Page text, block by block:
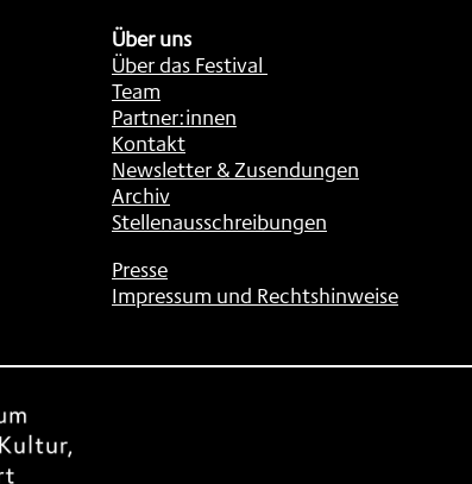
Über uns
Über das Festival
Team
Partner:innen
Kontakt
Newsletter & Zusendungen
Archiv
Stellenausschreibungen
Presse
Impressum und Rechtshinweise